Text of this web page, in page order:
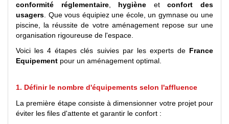
conformité réglementaire, hygiène etconfort des
usagers. Que vous équipiez une école, un gymnase ou une
piscine, la réussite de votre aménagement repose sur une
organisation rigoureuse de l'espace.
Voici les 4 étapes clés suivies par les experts de France
Equipement pour un aménagement optimal.
1. Définir le nombre d'équipements selon l'affluence
La première étape consiste à dimensionner votre projet pour
éviter les files d'attente et garantir le confort :